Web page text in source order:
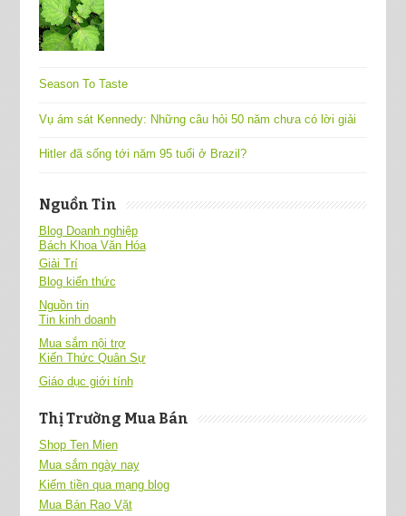
Season To Taste
Vụ ám sát Kennedy: Những câu hỏi 50 năm chưa có lời giải
Hitler đã sống tới năm 95 tuổi ở Brazil?
Nguồn Tin
Blog Doanh nghiệp
Bách Khoa Văn Hóa
Giải Trí
Blog kiến thức
Nguồn tin
Tin kinh doanh
Mua sắm nội trợ
Kiến Thức Quân Sự
Giáo dục giới tính
Thị Trường Mua Bán
Shop Ten Mien
Mua sắm ngày nay
Kiếm tiền qua mạng blog
Mua Bán Rao Vặt